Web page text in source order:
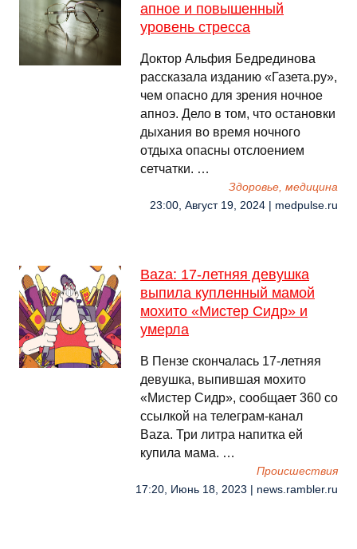
апное и повышенный
уровень стресса
Доктор Альфия Бедрединова
рассказала изданию «Газета.ру»,
чем опасно для зрения ночное
апноэ. Дело в том, что остановки
дыхания во время ночного
отдыха опасны отслоением
сетчатки. …
Здоровье, медицина
23:00, Август 19, 2024 | medpulse.ru
Baza: 17-летняя девушка
выпила купленный мамой
мохито «Мистер Сидр» и
умерла
В Пензе скончалась 17-летняя
девушка, выпившая мохито
«Мистер Сидр», сообщает 360 со
ссылкой на телеграм-канал
Baza. Три литра напитка ей
купила мама. …
Происшествия
17:20, Июнь 18, 2023 | news.rambler.ru